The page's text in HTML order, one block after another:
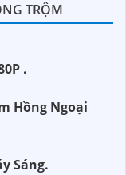
TRỘM
.
Hồng Ngoại
Sáng.